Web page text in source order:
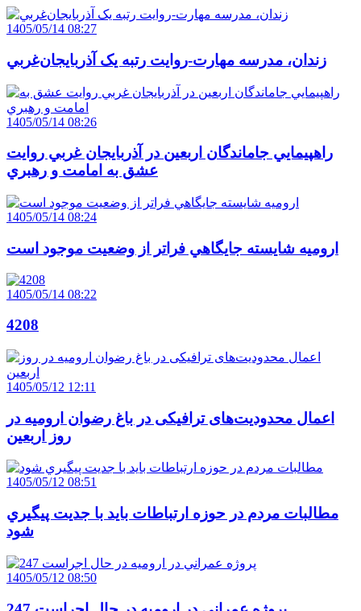
1405/05/14 08:27
زندان، مدرسه مهارت-روايت رتبه يک آذربايجان‌غربي
1405/05/14 08:26
راهپيمايي جاماندگان اربعين در آذربايجان غربي روايت
عشق به امامت و رهبري
1405/05/14 08:24
اروميه شايسته جايگاهي فراتر از وضعيت موجود است
1405/05/14 08:22
4208
1405/05/12 12:11
اعمال محدودیت‌های ترافیکی در باغ رضوان ارومیه در
روز اربعین
1405/05/12 08:51
مطالبات مردم در حوزه ارتباطات بايد با جديت پيگيري
شود
1405/05/12 08:50